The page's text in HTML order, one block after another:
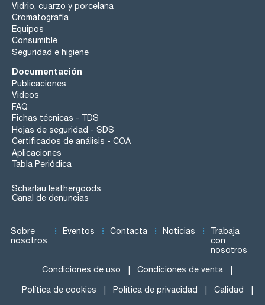
Vidrio, cuarzo y porcelana
Cromatografía
Equipos
Consumible
Seguridad e higiene
Documentación
Publicaciones
Videos
FAQ
Fichas técnicas - TDS
Hojas de seguridad - SDS
Certificados de análisis - COA
Aplicaciones
Tabla Periódica
Scharlau leathergoods
Canal de denuncias
Sobre
nosotros
Eventos Contacta Noticias
Trabaja
con
nosotros
Condiciones de uso Condiciones de venta
Política de cookies Política de privacidad Calidad